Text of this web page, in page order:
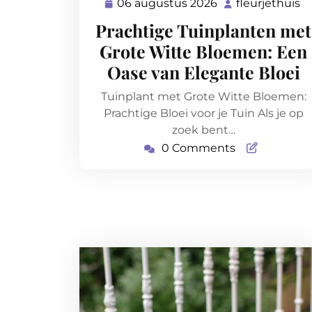
06 augustus 2026 06
2026
fleurjethuis
Prachtige Tuinplanten met
Grote Witte Bloemen: Een
Oase van Elegante Bloei
Tuinplant met Grote Witte Bloemen:
Prachtige Bloei voor je Tuin Als je op
zoek bent…
0 Comments